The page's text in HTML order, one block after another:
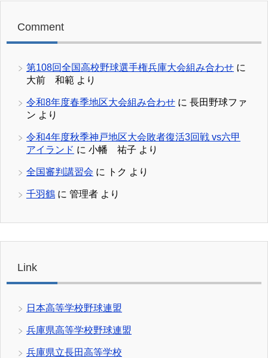
Comment
第108回全国高校野球選手権兵庫大会組み合わせ に
大前 和範 より
令和8年度春季地区大会組み合わせ に 長田野球ファ
ン より
令和4年度秋季神戸地区大会敗者復活3回戦 vs六甲
アイランド に 小幡 祐子 より
全国審判講習会 に トク より
千羽鶴 に 管理者 より
Link
日本高等学校野球連盟
兵庫県高等学校野球連盟
兵庫県立長田高等学校